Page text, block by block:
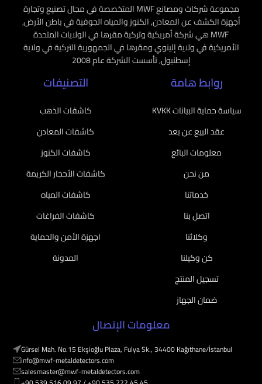
مجموعة شركات ومصانع MWF المتخصصة في مجال تصنيع وتجارة
أجهزة الكشف عن المعادن, الكنوز والمياه الجوفية في باطن الأرض,
MWF هي شركة أمريكية وتركية مقرها في الولايات المتحدة
الأمريكية في ولاية إلينوي ومقرها في الجمهورية التركية في ولاية
إسطنبول, تأسست الشركة عام 2008
روابط هامة
سياسة حماية البيانات KVKK
عقد البيع عن بعد
معلومات البائع
من نحن
خدماتنا
اتصل بنا
وكلائنا
كن وكيلنا
تسجيل المنتج
ضمان الجهاز
التصنيفات
كاشفات الذهب
كاشفات المعادن
كاشفات الكنوز
كاشفات الأحجار الكريمة
كاشفات المياه
كاشفات الفراغات
اجهزة الأمن والحماية
المدونة
معلومات الإتصال
Gürsel Mah. No.15 Ekşioğlu Plaza, Fulya Sk., 34400 Kağıthane/İstanbul
info@mwf-metaldetectors.com
salesmaster@mwf-metaldetectors.com